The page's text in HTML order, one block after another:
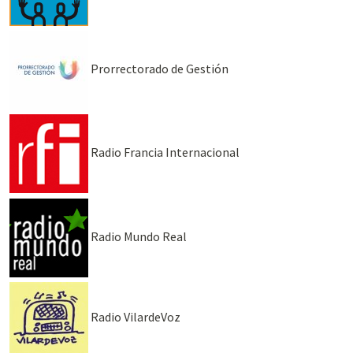
Prorrectorado de Gestión
Radio Francia Internacional
Radio Mundo Real
Radio VilardeVoz